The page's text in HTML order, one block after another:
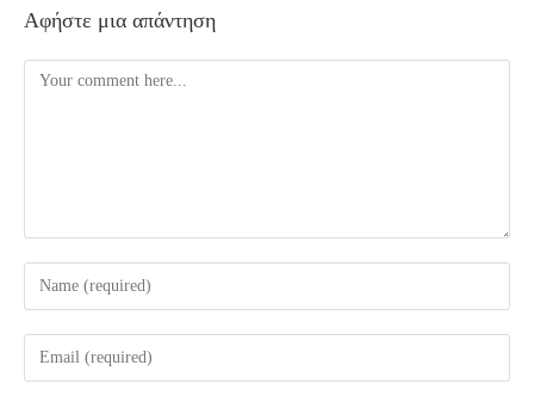
Αφήστε μια απάντηση
Comment
Enter
your
name
Enter
your